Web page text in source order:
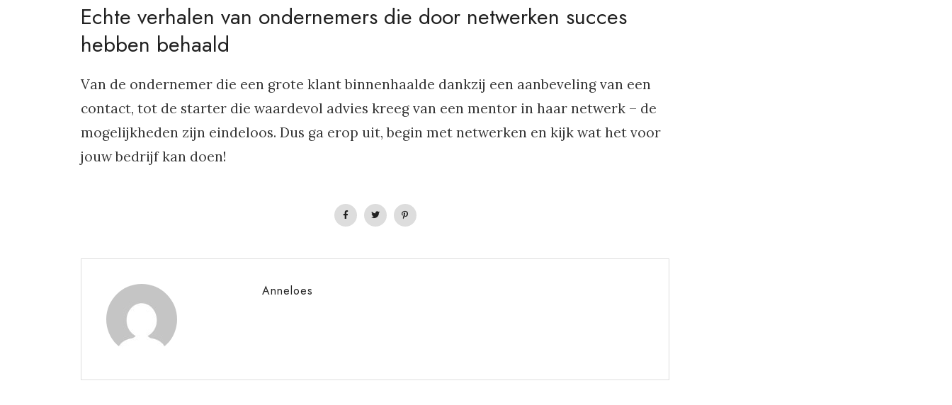
Echte verhalen van ondernemers die door netwerken succes
hebben behaald
Van de ondernemer die een grote klant binnenhaalde dankzij een aanbeveling van een
contact, tot de starter die waardevol advies kreeg van een mentor in haar netwerk – de
mogelijkheden zijn eindeloos. Dus ga erop uit, begin met netwerken en kijk wat het voor
jouw bedrijf kan doen!
Anneloes